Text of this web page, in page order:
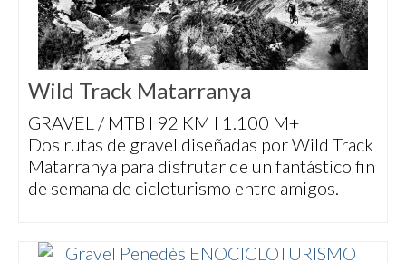
Wild Track Matarranya
GRAVEL / MTB I 92 KM I 1.100 M+
Dos rutas de gravel diseñadas por Wild Track
Matarranya para disfrutar de un fantástico fin
de semana de cicloturismo entre amigos.